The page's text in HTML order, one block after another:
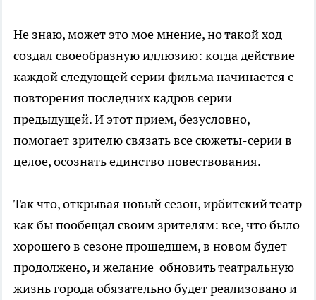
Не знаю, может это мое мнение, но такой ход
создал своеобразную иллюзию: когда действие
каждой следующей серии фильма начинается с
повторения последних кадров серии
предыдущей. И этот прием, безусловно,
помогает зрителю связать все сюжеты-серии в
целое, осознать единство повествования.
Так что, открывая новый сезон, ирбитский театр
как бы пообещал своим зрителям: все, что было
хорошего в сезоне прошедшем, в новом будет
продолжено, и желание обновить театральную
жизнь города обязательно будет реализовано и